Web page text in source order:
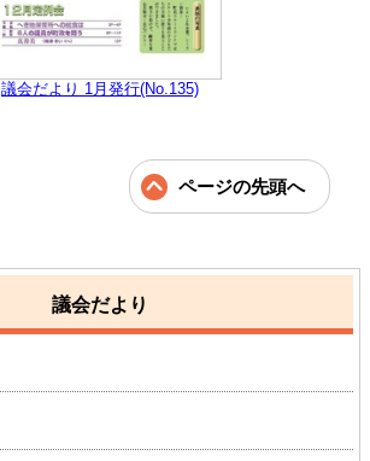
議会だより 1月発行(No.135)
ページの先頭へ
議会だより